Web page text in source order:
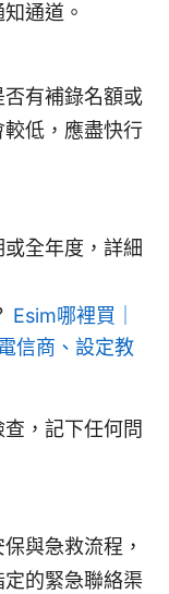
通道。
有補錄名額或
低，應盡快行
全年度，詳細
Esim哪裡買｜
信商、設定教
，記下任何問
與急救流程，
的緊急聯絡渠